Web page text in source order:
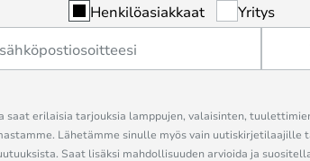
Henkilöasiakkaat Yritys
saat erilaisia tarjouksia lamppujen, valaisinten,
Lähetämme sinulle myös vain uutiskirjetilaajille
Saat lisäksi mahdollisuuden arvioida ja